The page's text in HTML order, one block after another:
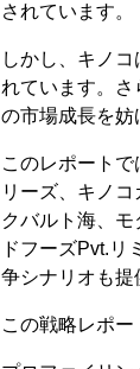
されています。
しかし、キノ
れています。さ
の市場成長を妨
このレポート
リーズ、キノ
クバルト海、
ドフーズPvt.リ
争シナリオも提
この戦略レポ